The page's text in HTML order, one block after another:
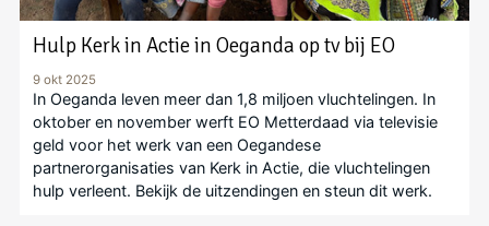
Hulp Kerk in Actie in Oeganda op tv bij EO
9 okt 2025
In Oeganda leven meer dan 1,8 miljoen vluchtelingen. In
oktober en november werft EO Metterdaad via televisie
geld voor het werk van een Oegandese
partnerorganisaties van Kerk in Actie, die vluchtelingen
hulp verleent. Bekijk de uitzendingen en steun dit werk.